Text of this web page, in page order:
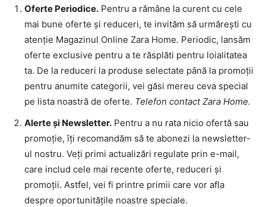
Oferte Periodice. Pentru a rămâne la curent cu cele
mai bune oferte și reduceri, te invităm să urmărești cu
atenție Magazinul Online Zara Home. Periodic, lansăm
oferte exclusive pentru a te răsplăti pentru loialitatea
ta. De la reduceri la produse selectate până la promoții
pentru anumite categorii, vei găsi mereu ceva special
pe lista noastră de oferte. Telefon contact Zara Home.
Alerte și Newsletter. Pentru a nu rata nicio ofertă sau
promoție, îți recomandăm să te abonezi la newsletter-
ul nostru. Veți primi actualizări regulate prin e-mail,
care includ cele mai recente oferte, reduceri și
promoții. Astfel, vei fi printre primii care vor afla
despre oportunitățile noastre speciale.